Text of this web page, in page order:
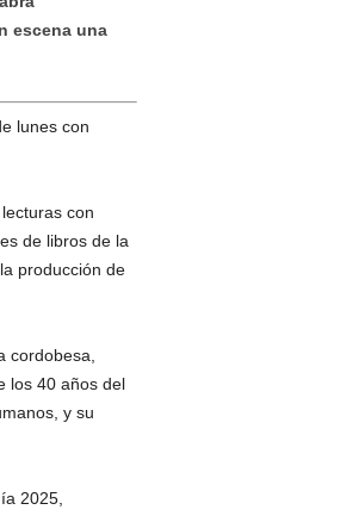
escena una
lunes con
con
de libros de la
producción de
cordobesa,
los 40 años del
y su
2025,